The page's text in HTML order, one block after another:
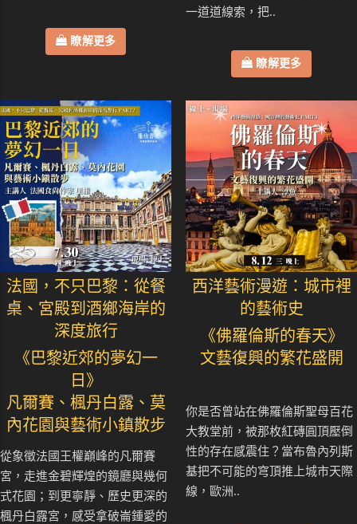
瞭解更多
一道道線索，把..
瞭解更多
法國，不只巴黎：從餐
桌、宮殿到酒鄉海岸的
深度旅行
《巴黎近郊的夢幻一
日》
凡爾賽、楓丹白露、莫
內花園與藝術小鎮散步
從象徵法國王權巔峰的凡爾賽
宮，走進金碧輝煌的鏡廳與幾何
式花園；到更寧靜、歷史更深的
楓丹白露宮，感受拿破崙鍾愛的
西洋藝術漫遊：城市裡
的藝術史
《佛羅倫斯的春天》
文藝復興的繁花盛開
你是否曾站在佛羅倫斯聖母百花
大教堂前，被那枚紅磚圓頂壓倒
性的存在感震住？當布魯內列斯
基把不可能的穹頂推上城市天際
線，歐洲..